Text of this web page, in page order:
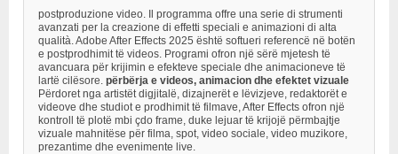
postproduzione video. Il programma offre una serie di strumenti
avanzati per la creazione di effetti speciali e animazioni di alta
qualità. Adobe After Effects 2025 është softueri referencë në botën
e postprodhimit të videos. Programi ofron një sërë mjetesh të
avancuara për krijimin e efekteve speciale dhe animacioneve të
lartë cilësore. përbërja e videos, animacion dhe efektet vizuale
Përdoret nga artistët digjitalë, dizajnerët e lëvizjeve, redaktorët e
videove dhe studiot e prodhimit të filmave, After Effects ofron një
kontroll të plotë mbi çdo frame, duke lejuar të krijojë përmbajtje
vizuale mahnitëse për filma, spot, video sociale, video muzikore,
prezantime dhe evenimente live.